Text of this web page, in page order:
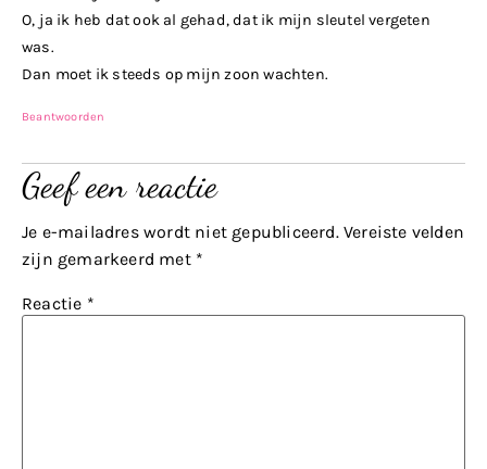
O, ja ik heb dat ook al gehad, dat ik mijn sleutel vergeten
was.
Dan moet ik steeds op mijn zoon wachten.
Beantwoorden
Geef een reactie
Je e-mailadres wordt niet gepubliceerd. Vereiste velden
zijn gemarkeerd met *
Reactie *